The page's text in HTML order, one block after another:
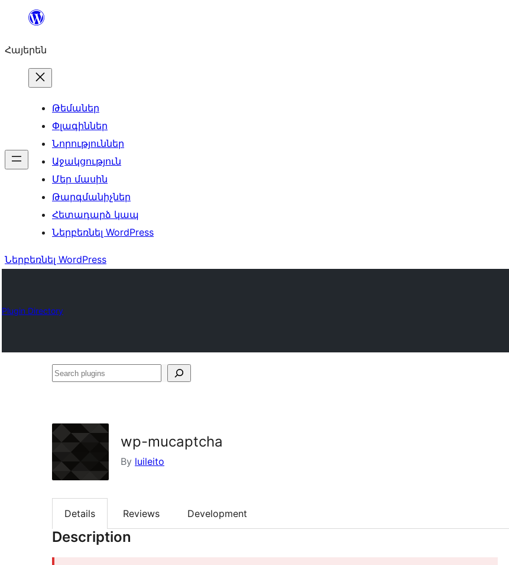
Անցնել
Հայերեն
Թեմաներ
Փլագիններ
Նորություններ
Աջակցություն
Մեր մասին
Թարգմանիչներ
Հետադարձ կապ
Ներբեռնել WordPress
Ներբեռնել WordPress
Plugin Directory
Search
wp-mucaptcha
By luileito
Details Reviews Development
Description